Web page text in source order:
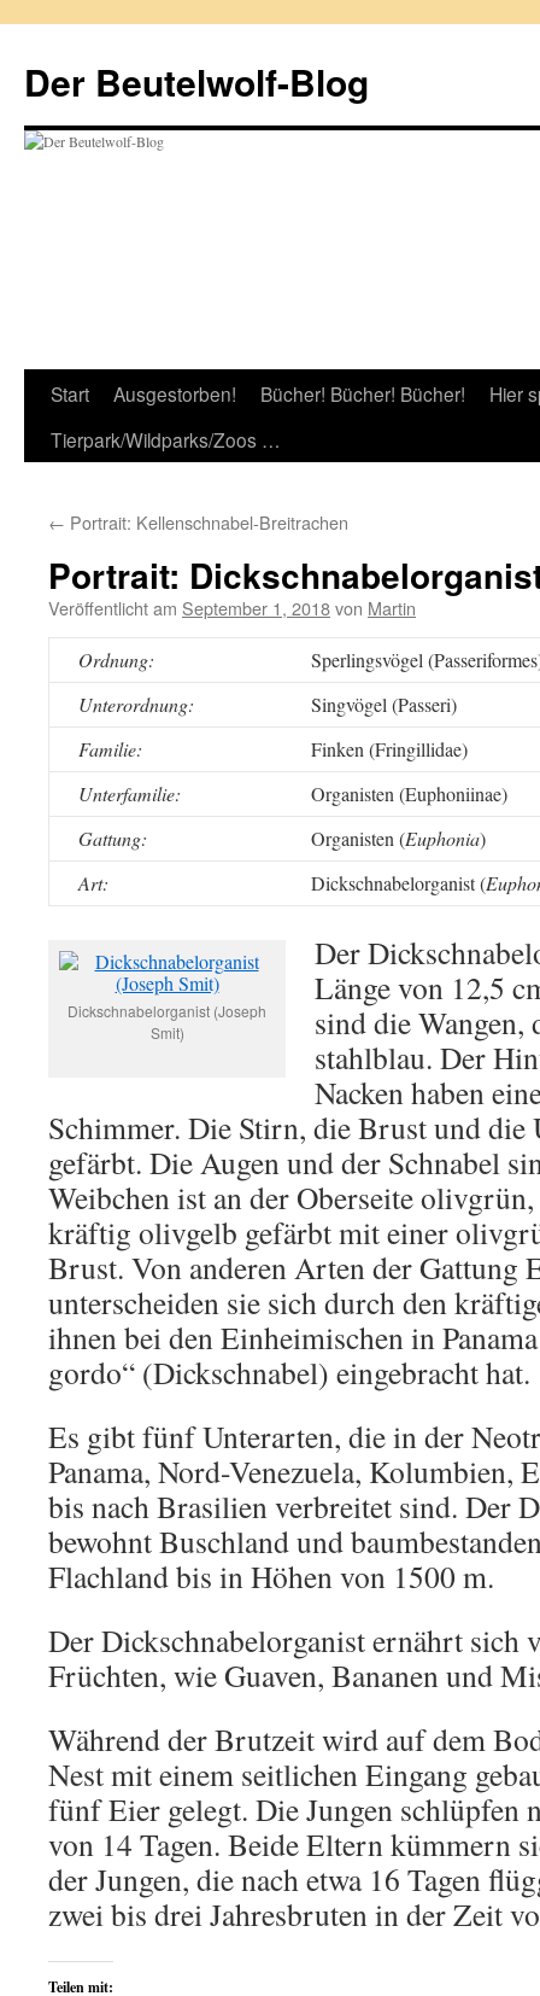
springen
Der Beutelwolf-Blog
Start Ausgestorben! Bücher! Bücher! Bücher!
Hier
Tierpark/Wildparks/Zoos …
← Portrait: Kellenschnabel-Breitrachen
Portrait:
Veröffentlicht am September 1, 2018von Martin
Ordnung:
Sperlingsvögel
Unterordnung:
Singvögel (Passeri)
Familie:
Finken (Fringillidae)
Unterfamilie:
Organisten (Euphoniinae)
Gattung:
Organisten (Euphonia)
Art:
Dickschnabelorganist (
Dickschnabelorganist (Joseph
Smit)
Der
Länge von 12,5
sind die Wangen,
stahlblau. Der
Nacken haben
Schimmer. Die Stirn, die Brust und die
gefärbt. Die Augen und der Schnabel
Weibchen ist an der Oberseite
kräftig olivgelb gefärbt mit einer
Brust. Von anderen Arten der Gattung
unterscheiden sie sich durch den
ihnen bei den Einheimischen in
gordo“ (Dickschnabel) eingebracht hat.
Es gibt fünf Unterarten, die in der
Panama, Nord-Venezuela, Kolumbien,
bis nach Brasilien verbreitet sind. Der
bewohnt Buschland und
Flachland bis in Höhen von 1500 m.
Der Dickschnabelorganist ernährt sich
Früchten, wie Guaven, Bananen und
Während der Brutzeit wird auf dem
Nest mit einem seitlichen Eingang
fünf Eier gelegt. Die Jungen schlüpfen
von 14 Tagen. Beide Eltern kümmern
der Jungen, die nach etwa 16 Tagen
zwei bis drei Jahresbruten in der Zeit
Teilen mit: